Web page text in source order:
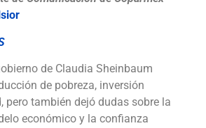
de Claudia Sheinbaum
de pobreza, inversión
pero también dejó dudas sobre la
económico y la confianza